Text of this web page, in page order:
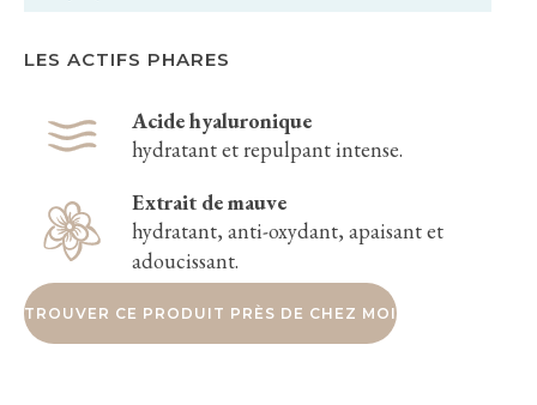
LES ACTIFS PHARES
Acide hyaluronique
hydratant et repulpant intense.
Extrait de mauve
hydratant, anti-oxydant, apaisant et
adoucissant.
TROUVER CE PRODUIT PRÈS DE CHEZ MOI